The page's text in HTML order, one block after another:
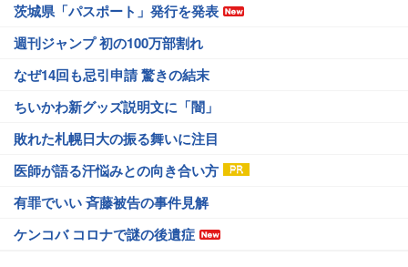
茨城県「パスポート」発行を発表
週刊ジャンプ 初の100万部割れ
なぜ14回も忌引申請 驚きの結末
ちいかわ新グッズ説明文に「闇」
敗れた札幌日大の振る舞いに注目
医師が語る汗悩みとの向き合い方
有罪でいい 斉藤被告の事件見解
ケンコバ コロナで謎の後遺症